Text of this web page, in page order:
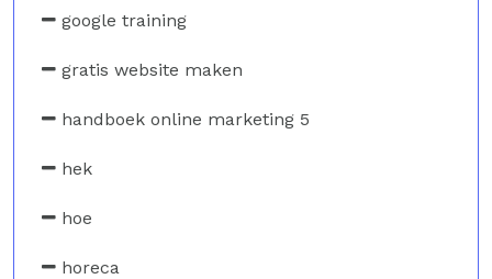
google training
gratis website maken
handboek online marketing 5
hek
hoe
horeca